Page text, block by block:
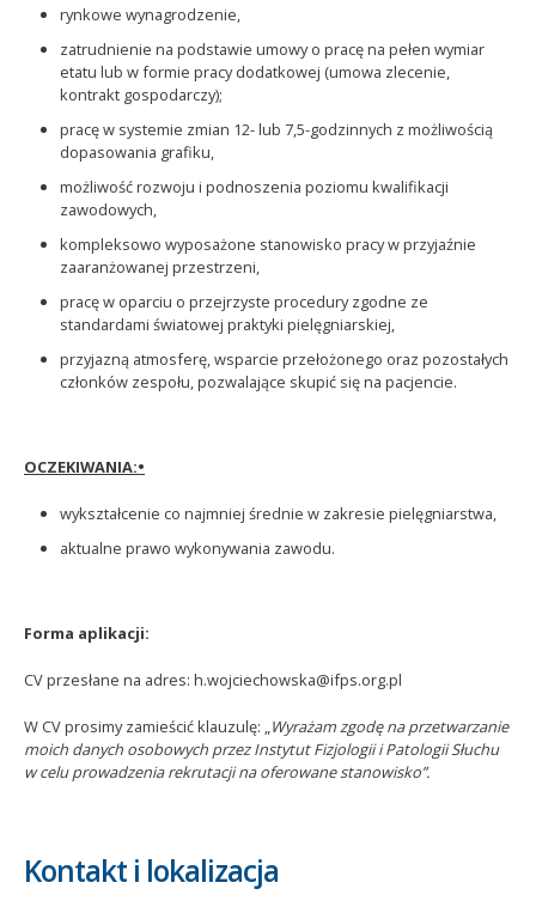
rynkowe wynagrodzenie,
zatrudnienie na podstawie umowy o pracę na pełen wymiar
etatu lub w formie pracy dodatkowej (umowa zlecenie,
kontrakt gospodarczy);
pracę w systemie zmian 12- lub 7,5-godzinnych z możliwością
dopasowania grafiku,
możliwość rozwoju i podnoszenia poziomu kwalifikacji
zawodowych,
kompleksowo wyposażone stanowisko pracy w przyjaźnie
zaaranżowanej przestrzeni,
pracę w oparciu o przejrzyste procedury zgodne ze
standardami światowej praktyki pielęgniarskiej,
przyjazną atmosferę, wsparcie przełożonego oraz pozostałych
członków zespołu, pozwalające skupić się na pacjencie.
OCZEKIWANIA:•
wykształcenie co najmniej średnie w zakresie pielęgniarstwa,
aktualne prawo wykonywania zawodu.
Forma aplikacji:
CV przesłane na adres: h.wojciechowska@ifps.org.pl
W CV prosimy zamieścić klauzulę: „
Wyrażam zgodę na przetwarzanie
moich danych osobowych przez Instytut Fizjologii i Patologii Słuchu
w celu prowadzenia rekrutacji na oferowane stanowisko”.
Kontakt i lokalizacja